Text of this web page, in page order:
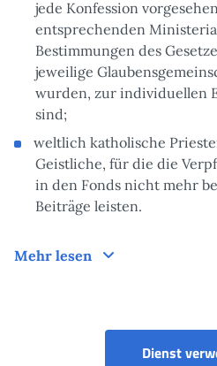
jede Konfession
entsprechenden
Bestimmungen des
jeweilige
wurden, zur individuellen
sind;
weltlich katholische
Geistliche, für die die
in den Fonds nicht mehr
Beiträge leisten.
Mehr lesen Funktionsweise
Dienst